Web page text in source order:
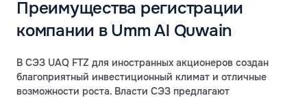
Преимущества регистрации
компании в Umm Al Quwain
В СЭЗ UAQ FTZ для иностранных акционеров создан
благоприятный инвестиционный климат и отличные
возможности роста. Власти СЭЗ предлагают